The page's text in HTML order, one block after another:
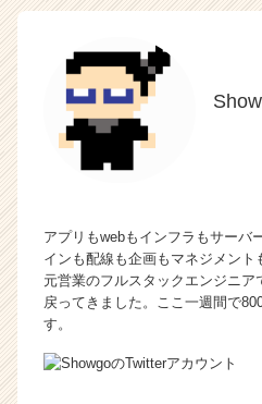
アプリもwebもインフラもサーバ
インも配線も企画もマネジメン
元営業のフルスタックエンジニア
戻ってきました。ここ一週間で
す。